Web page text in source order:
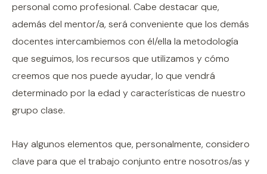
personal como profesional. Cabe destacar que,
además del mentor/a, será conveniente que los demás
docentes intercambiemos con él/ella la metodología
que seguimos, los recursos que utilizamos y cómo
creemos que nos puede ayudar, lo que vendrá
determinado por la edad y características de nuestro
grupo clase.
Hay algunos elementos que, personalmente, considero
clave para que el trabajo conjunto entre nosotros/as y